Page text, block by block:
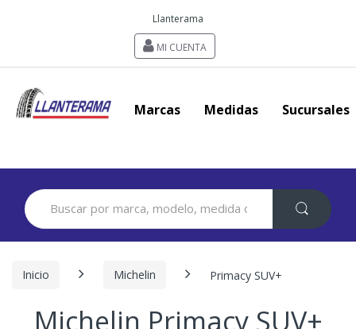
Llanterama
MI CUENTA
Marcas Medidas Sucursales
Search
for:
Inicio Michelin Primacy SUV+
Michelin Primacy SUV+